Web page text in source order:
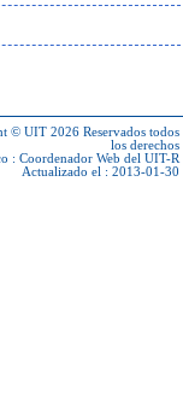
© UIT 2026 Reservados todos
los derechos
: Coordenador Web del UIT-R
Actualizado el : 2013-01-30